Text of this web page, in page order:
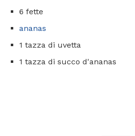
6 fette
ananas
1 tazza di uvetta
1 tazza di succo d'ananas